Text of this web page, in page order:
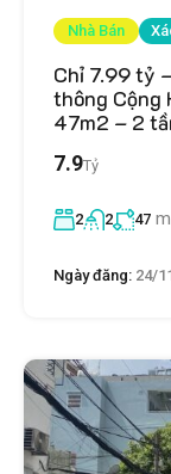
Nhà Bán
Chỉ 7.99 tỷ
thông Cộng
47m2 – 2
7.9Tỷ
2 2 47
Ngày đăng: 24/